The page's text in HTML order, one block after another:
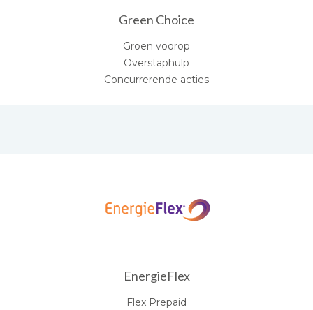
Green Choice
Groen voorop
Overstaphulp
Concurrerende acties
EnergieFlex
Flex Prepaid